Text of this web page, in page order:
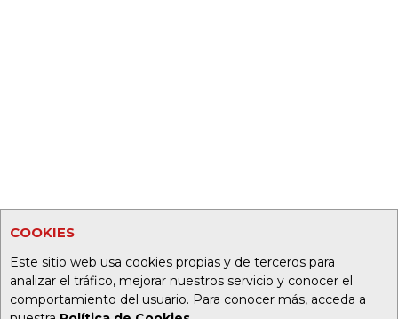
COOKIES
Este sitio web usa cookies propias y de terceros para
analizar el tráfico, mejorar nuestros servicio y conocer el
comportamiento del usuario. Para conocer más, acceda a